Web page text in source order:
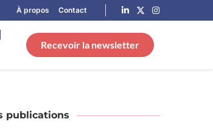
À propos Contact
Recevoir la newsletter
publications